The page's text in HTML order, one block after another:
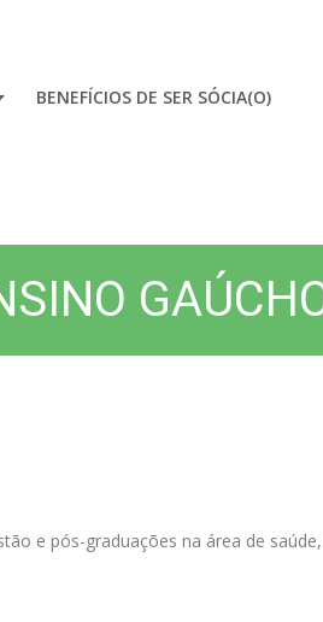
BENEFÍCIOS DE SER SÓCIA(O)
e pós-graduações na área de